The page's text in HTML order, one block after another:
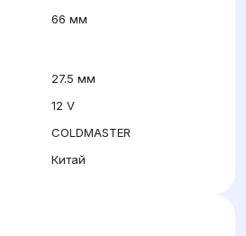
66 мм
27.5 мм
12 V
COLDMASTER
Китай